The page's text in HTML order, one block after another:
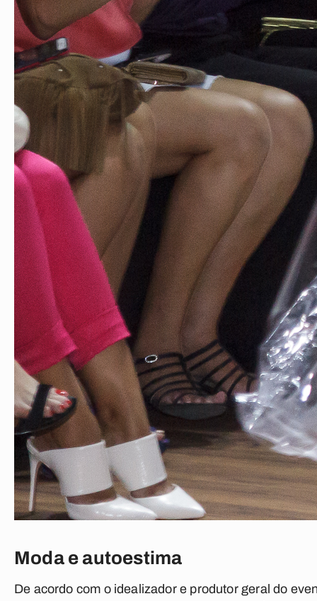
Moda e autoestima
De acordo com o idealizador e produtor geral do